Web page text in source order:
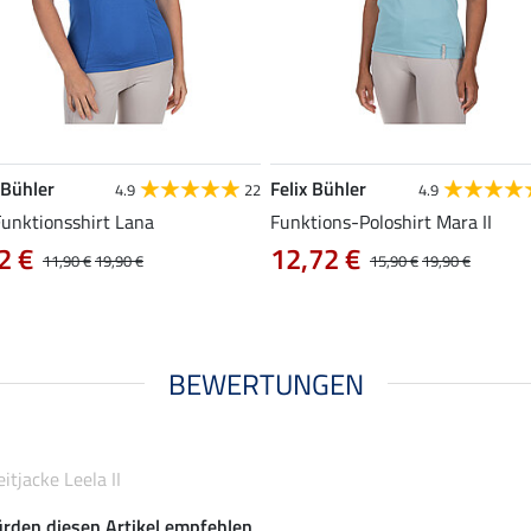
4.9 22
Lana
11,90 €19,90 €
€
Felix Bühler 4.9
Funktions-Poloshirt Mara II
15,90 €19,90 €
12,72 €
BEWERTUNGEN
Leela II